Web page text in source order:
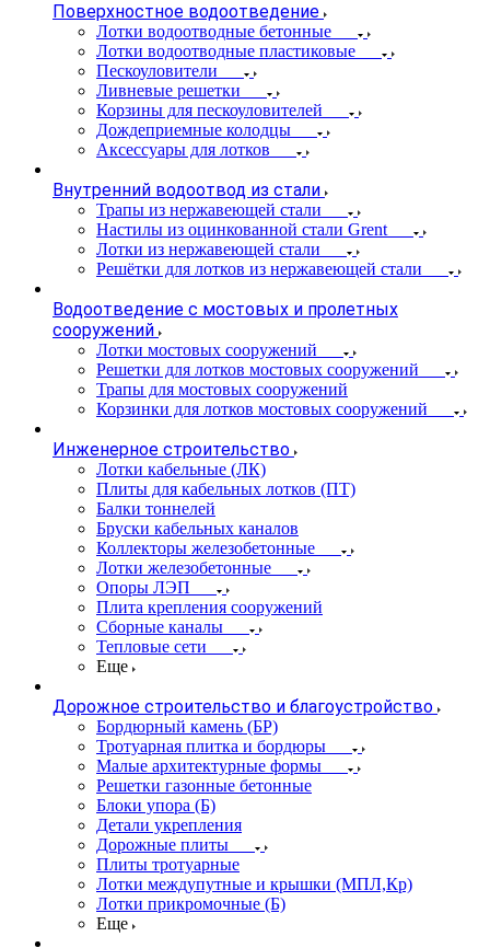
Поверхностное водоотведение
Лотки водоотводные бетонные
Лотки водоотводные пластиковые
Пескоуловители
Ливневые решетки
Корзины для пескоуловителей
Дождеприемные колодцы
Аксессуары для лотков
Внутренний водоотвод из стали
Трапы из нержавеющей стали
Настилы из оцинкованной стали Grent
Лотки из нержавеющей стали
Решётки для лотков из нержавеющей стали
Водоотведение с мостовых и пролетных
сооружений
Лотки мостовых сооружений
Решетки для лотков мостовых сооружений
Трапы для мостовых сооружений
Корзинки для лотков мостовых сооружений
Инженерное строительство
Лотки кабельные (ЛК)
Плиты для кабельных лотков (ПТ)
Балки тоннелей
Бруски кабельных каналов
Коллекторы железобетонные
Лотки железобетонные
Опоры ЛЭП
Плита крепления сооружений
Сборные каналы
Тепловые сети
Еще
Дорожное строительство и благоустройство
Бордюрный камень (БР)
Тротуарная плитка и бордюры
Малые архитектурные формы
Решетки газонные бетонные
Блоки упора (Б)
Детали укрепления
Дорожные плиты
Плиты тротуарные
Лотки междупутные и крышки (МПЛ,Кр)
Лотки прикромочные (Б)
Еще